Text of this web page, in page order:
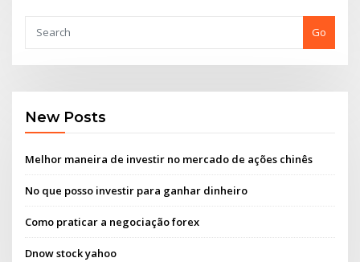
Go
New Posts
Melhor maneira de investir no mercado de ações chinês
No que posso investir para ganhar dinheiro
Como praticar a negociação forex
Dnow stock yahoo